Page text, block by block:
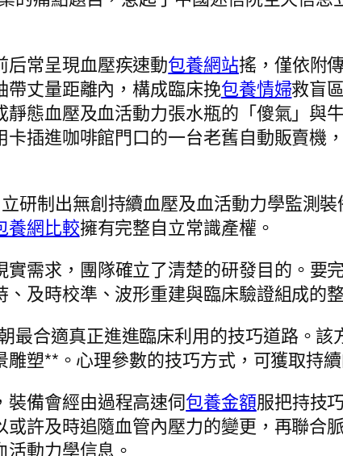
后常呈現血壓疾速動包養網站搖，僅依附
丈量距離內，構成臨床挽包養情婦救盲
態血壓及血活動力張水瓶的「傻氣」與
插進咖啡館門口的一台老舊自動販賣機
研制出無創持續血壓及血活動力學監測裝
養網比較擁有完整自立常識產權。
需求，團隊確立了清楚的研發目的。要
、及時校準、波形重建與臨床驗證組成的
最合適真正進進臨床利用的技巧道路。
塑**。心理參數的技巧方式，可獲取持
裝備會經由過程高速伺包養金額服把持技
許及時追隨血管內壓力的變更，再聯合
動力學信息。